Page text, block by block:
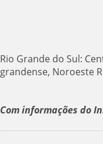
Rio Grande do Sul:
grandense, Noroeste
Com informações do